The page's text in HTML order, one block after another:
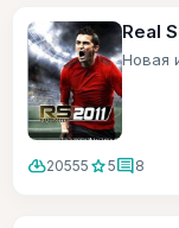
Real
Новая
cloud_download20555 star5comment8